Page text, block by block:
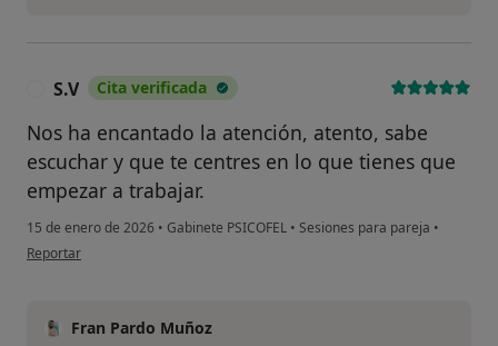
S.V Cita verificada
Nos ha encantado la atención, atento, sabe
escuchar y que te centres en lo que tienes que
empezar a trabajar.
15 de enero de 2026 • Gabinete PSICOFEL • Sesiones para pareja •
en opinión del usuario S.V
Reportar
Fran Pardo Muñoz